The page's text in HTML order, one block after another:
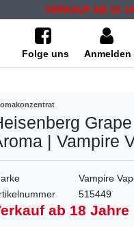
VERKAUF AB 18
Folge uns Anmelden
| Vampire
Vampire
515449
ab 18 Jahre